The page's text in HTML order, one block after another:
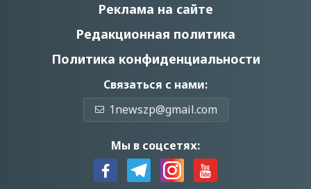
Реклама на сайте
Редакционная политика
Политика конфиденциальности
Связаться с нами:
1newszp@gmail.com
Мы в соцсетях: